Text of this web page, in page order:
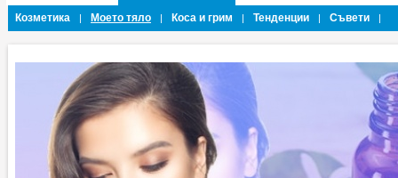
Козметика
| Моето тяло | Коса и грим | Тенденции | Съвети |